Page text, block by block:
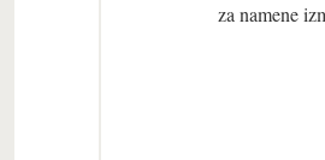
za namene